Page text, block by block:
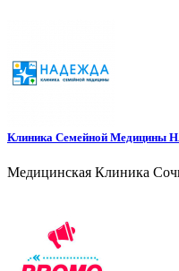
Клиника Семейной
Медицинская Клиника